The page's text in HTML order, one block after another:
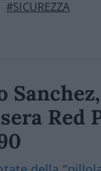
#SICUREZZA
Red